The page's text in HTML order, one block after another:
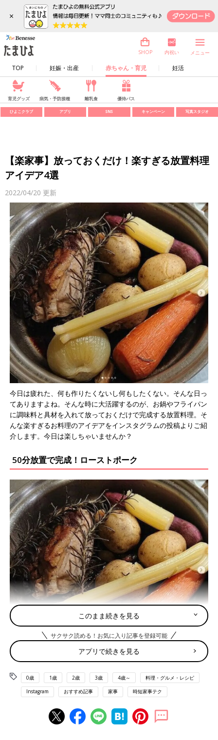
×
TOP 妊娠・出産 赤ちゃん・育児 妊活
SHOP 内祝い メニュー
育児グッズ 病気・予防接種 離乳食 優待パス
ひよこクラブ アプリ SNS キャンペーン 写真スタジオ
【楽家事】放っておくだけ！楽すぎる放置料理
アイデア4選
2022/04/20 更新
今日は疲れた、何も作りたくないし何もしたくない。そんな日っ
てありますよね。そんな時に大活躍するのが、お鍋やフライパン
に調味料と具材を入れて放っておくだけで完成する放置料理。そ
んな楽すぎるお料理のアイデアをインスタグラムの投稿よりご紹
介します。今日は楽しちゃいませんか？
50分放置で完成！ローストポーク
YUMIさんが作ったのはローストポーク。塩コショウをした豚モ
モ、じゃがいも、さつまいも、にんじん、にんにく、セロリ、玉
し、フタをした後は50分放置して作るそうです。おいしそう！
このまま続きを見る
サクサク読める！お気に入り記事を登録可能
アプリで続きを見る
0歳 1歳 2歳 3歳 4歳～ 料理・グルメ・レシピ
Instagram おすすめ記事 家事 時短家事テク